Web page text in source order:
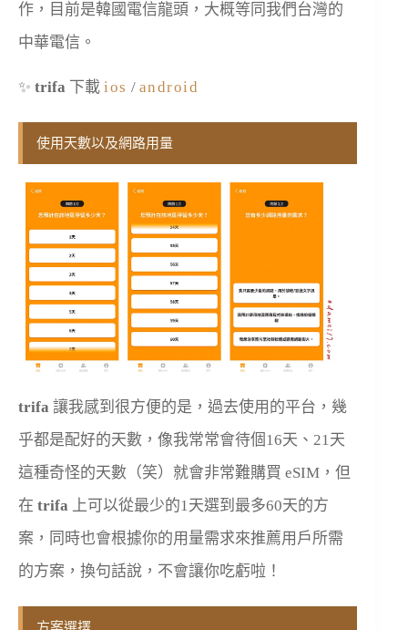
作，目前是韓國電信龍頭，大概等同我們台灣的
中華電信。
✨ trifa 下載 ios / android
使用天數以及網路用量
trifa 讓我感到很方便的是，過去使用的平台，幾
乎都是配好的天數，像我常常會待個16天、21天
這種奇怪的天數（笑）就會非常難購買 eSIM，但
在 trifa 上可以從最少的1天選到最多60天的方
案，同時也會根據你的用量需求來推薦用戶所需
的方案，換句話說，不會讓你吃虧啦！